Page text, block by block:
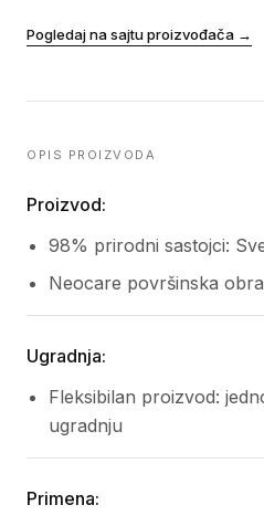
Pogledaj na sajtu proizvođača →
OPIS PROIZVODA
Proizvod:
98% prirodni sastojci:
Neocare površinska
Ugradnja:
Fleksibilan proizvod:
ugradnju
Primena: